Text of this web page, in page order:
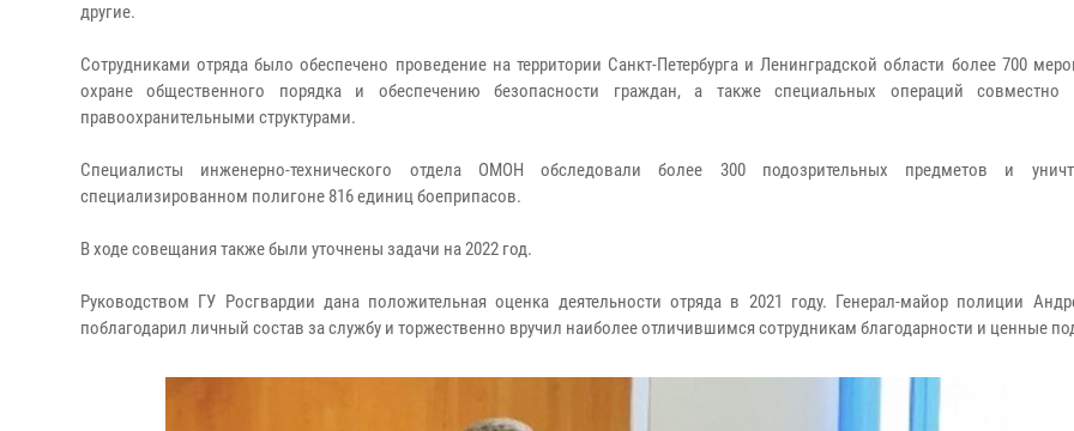
другие.
Сотрудниками отряда было обеспечено проведение на территории Санкт-Петербурга и Ленинградской области более 700
охране общественного порядка и обеспечению безопасности граждан, а также специальных операций совместно
правоохранительными структурами.
Специалисты инженерно-технического отдела ОМОН обследовали более 300 подозрительных предметов и
специализированном полигоне 816 единиц боеприпасов.
В ходе совещания также были уточнены задачи на 2022 год.
Руководством ГУ Росгвардии дана положительная оценка деятельности отряда в 2021 году. Генерал-майор полиции
поблагодарил личный состав за службу и торжественно вручил наиболее отличившимся сотрудникам благодарности и ценные